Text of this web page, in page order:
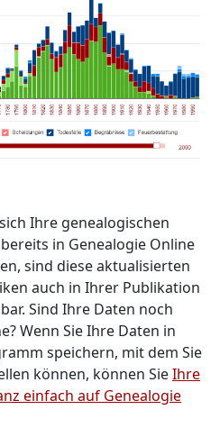
Ihre genealogischen
in Genealogie Online
sind diese aktualisierten
auch in Ihrer Publikation
Sind Ihre Daten noch
Wenn Sie Ihre Daten in
speichern, mit dem Sie
können, können SieIhre
einfach auf Genealogie